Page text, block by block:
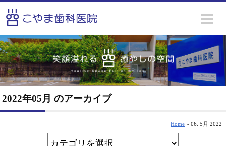
2022年05月 のアーカイブ
Home » 06. 5月 2022